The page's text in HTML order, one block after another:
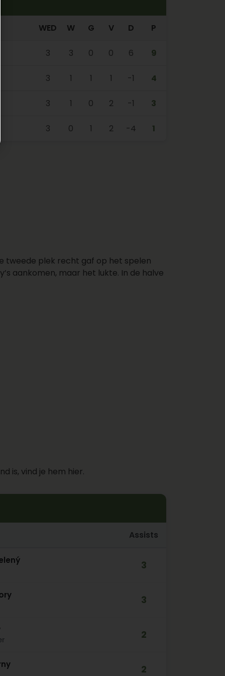
WED W G V D P
3 3 0 0 6 9
3 1 1 1 -1 4
3 1 0 2 -1 3
3 0 1 2 -4 1
tweede plek recht gaf op het spelen
aankomen, maar het lukte. In de halve
is, vind je hem hier.
Assists
3
3
2
2